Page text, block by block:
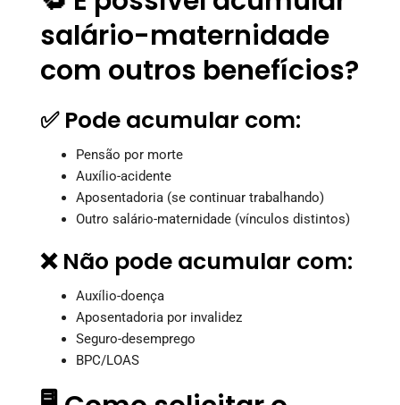
salário-maternidade
com outros benefícios?
✅ Pode acumular com:
Pensão por morte
Auxílio-acidente
Aposentadoria (se continuar trabalhando)
Outro salário-maternidade (vínculos distintos)
❌ Não pode acumular com:
Auxílio-doença
Aposentadoria por invalidez
Seguro-desemprego
BPC/LOAS